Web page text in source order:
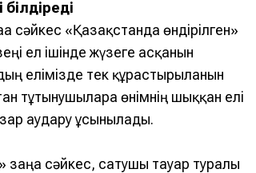
сәйкес «Қазақстанда өндірілген»
ел ішінде жүзеге асқанын
елімізде тек құрастырылғанын
тұтынушыларға өнімнің шыққан елі
аудару ұсынылады.
» заңға сәйкес, сатушы тауар туралы